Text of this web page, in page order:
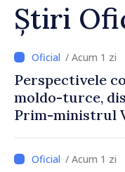
Știri
/ Acum 1 zi
Perspectivele
moldo-turce,
Prim-ministrul
Uygar Mustafa
/ Acum 1 zi